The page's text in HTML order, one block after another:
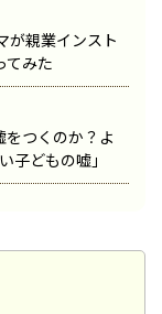
が親業インスト
てみた
をつくのか？よ
子どもの嘘」